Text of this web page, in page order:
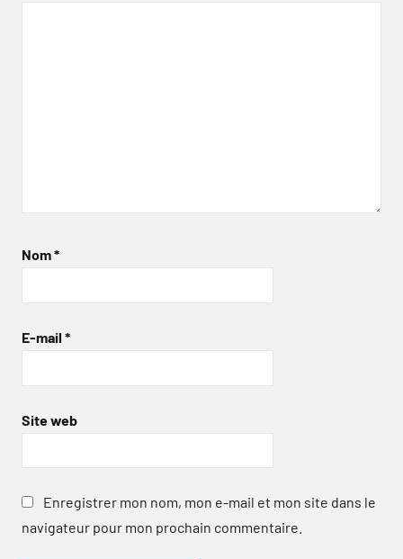
Nom*
E-mail *
Site web
Enregistrer mon nom, mon e-mail et mon site dans le
navigateur pour mon prochain commentaire.